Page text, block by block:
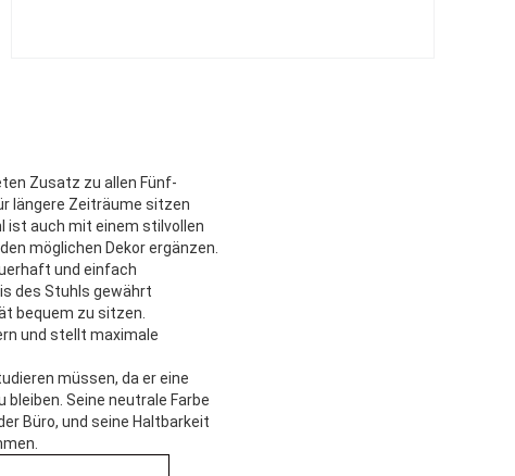
Zusatz zu allen Fünf-
längere Zeiträume sitzen
ist auch mit einem stilvollen
möglichen Dekor ergänzen.
und einfach
des Stuhls gewährt
bequem zu sitzen.
und stellt maximale
müssen, da er eine
Seine neutrale Farbe
Büro, und seine Haltbarkeit